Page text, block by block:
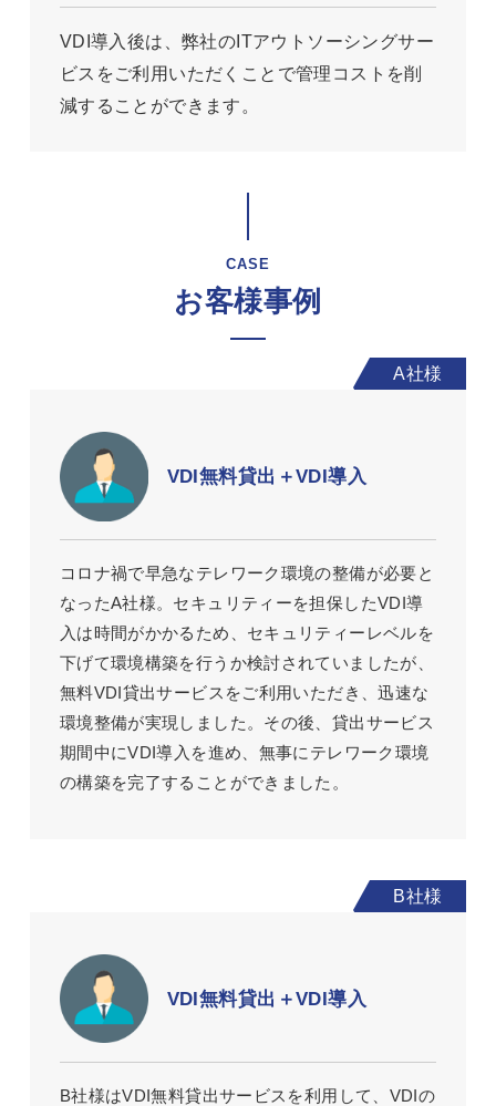
VDI導入後は、弊社のITアウトソーシングサー
ビスをご利用いただくことで管理コストを削
減することができます。
CASE
お客様事例
VDI無料貸出＋VDI導入
コロナ禍で早急なテレワーク環境の整備が必要と
なったA社様。セキュリティーを担保したVDI導
入は時間がかかるため、セキュリティーレベルを
下げて環境構築を行うか検討されていましたが、
無料VDI貸出サービスをご利用いただき、迅速な
環境整備が実現しました。その後、貸出サービス
期間中にVDI導入を進め、無事にテレワーク環境
の構築を完了することができました。
VDI無料貸出＋VDI導入
B社様はVDI無料貸出サービスを利用して、VDIの